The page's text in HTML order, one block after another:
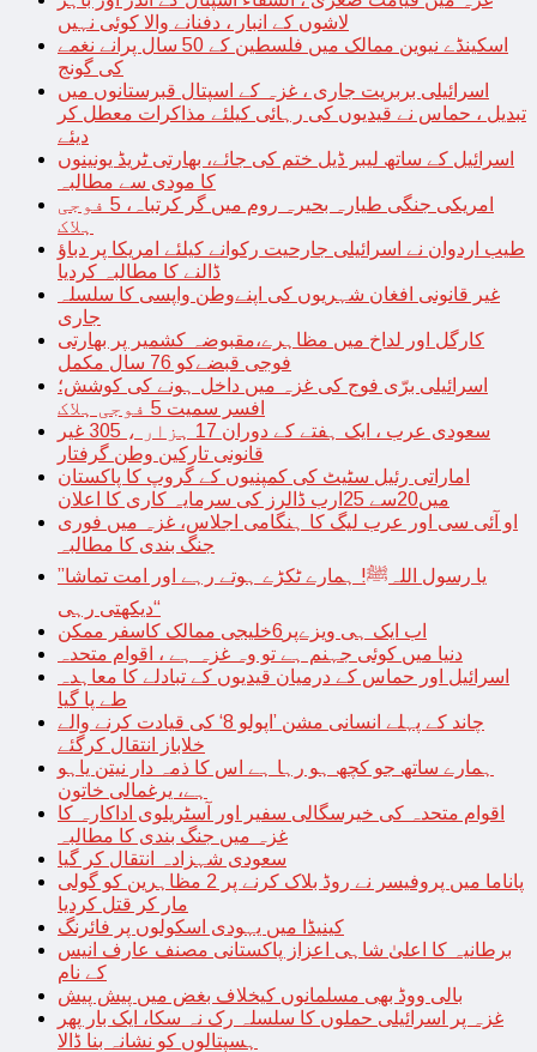
لاشوں کے انبار ، دفنانے والا کوئی نہیں
اسکینڈے نیوین ممالک میں فلسطین کے 50 سال پرانے نغمے
کی گونج
اسرائیلی بربریت جاری ، غزہ کے اسپتال قبرستانوں میں
تبدیل ، حماس نے قیدیوں کی رہائی کیلئے مذاکرات معطل کر
دیئے
اسرائیل کے ساتھ لیبر ڈیل ختم کی جائے، بھارتی ٹریڈ یونینوں
کا مودی سے مطالبہ
امریکی جنگی طیارہ بحیرہ روم میں گر کرتباہ، 5 فوجی
ہلاک
طیب اردوان نے اسرائیلی جارحیت رکوانے کیلئے امریکا پر دباؤ
ڈالنے کا مطالبہ کردیا
غیر قانونی افغان شہریوں کی اپنےوطن واپسی کا سلسلہ
جاری
کارگل اور لداخ میں مظاہرے،مقبوضہ کشمیر پر بھارتی
فوجی قبضےکو 76 سال مکمل
اسرائیلی برّی فوج کی غزہ میں داخل ہونے کی کوشش؛
افسر سمیت 5 فوجی ہلاک
سعودی عرب ، ایک ہفتے کے دوران 17 ہزار ، 305 غیر
قانونی تارکین وطن گرفتار
اماراتی رئیل سٹیٹ کی کمپنیوں کے گروپ کا پاکستان
میں20سے 25ارب ڈالرز کی سرمایہ کاری کا اعلان
او آئی سی اور عرب لیگ کا ہنگامی اجلاس، غزہ میں فوری
جنگ بندی کا مطالبہ
’’یا رسول اللہﷺ! ہمارے ٹکڑے ہوتے رہے اور امت تماشا
دیکھتی رہی‘‘
اب ایک ہی ویزےپر6خلیجی ممالک کاسفر ممکن
دنیا میں کوئی جہنم ہے تو وہ غزہ ہے ، اقوام متحدہ
اسرائیل اور حماس کے درمیان قیدیوں کے تبادلے کا معاہدہ
طے پا گیا
چاند کے پہلے انسانی مشن ’اپولو 8‘ کی قیادت کرنے والے
خلاباز انتقال کرگئے
ہمارے ساتھ جو کچھ ہو رہا ہے اس کا ذمہ دار نیتن یاہو
ہے، یرغمالی خاتون
اقوام متحدہ کی خیرسگالی سفیر اور آسٹریلوی اداکارہ کا
غزہ میں جنگ بندی کا مطالبہ
سعودی شہزادہ انتقال کر گیا
پاناما میں پروفیسر نے روڈ بلاک کرنے پر 2 مظاہرین کو گولی
مار کر قتل کردیا
کینیڈا میں یہودی اسکولوں پر فائرنگ
برطانیہ کا اعلیٰ شاہی اعزاز پاکستانی مصنف عارف انیس
کے نام
بالی ووڈ بھی مسلمانوں کیخلاف بغض میں پیش پیش
غزہ پر اسرائیلی حملوں کا سلسلہ رک نہ سکا، ایک بار پھر
ہسپتالوں کو نشانہ بنا ڈالا